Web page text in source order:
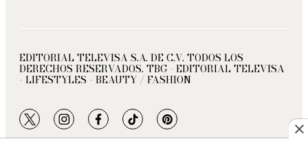
EDITORIAL TELEVISA S.A. DE C.V. TODOS LOS
DERECHOS RESERVADOS. TBG - EDITORIAL TELEVISA
- LIFESTYLES - BEAUTY / FASHION
twitterinstagramfacebooktiktokpinterest